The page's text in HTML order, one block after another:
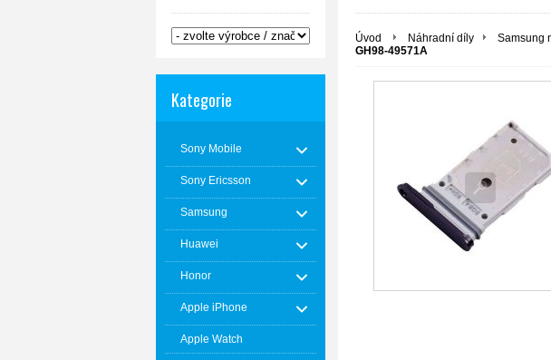
Kategorie
Sony Mobile
Sony Ericsson
Samsung
Huawei
Honor
Apple iPhone
Apple Watch
Úvod Náhradní díly Samsung
GH98-49571A